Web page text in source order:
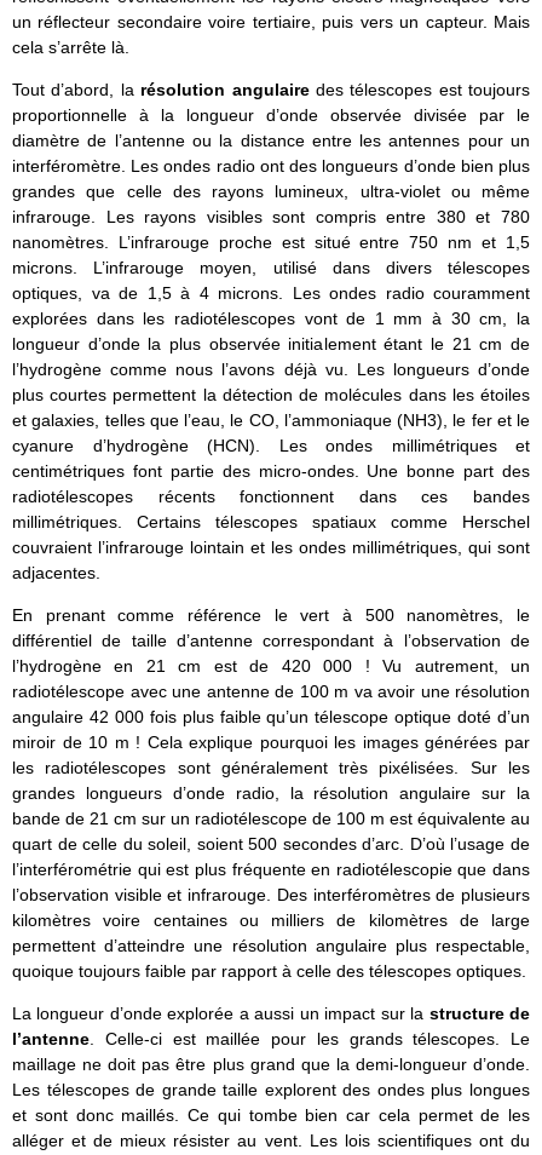
un réflecteur secondaire voire tertiaire, puis vers un capteur. Mais
cela s’arrête là.
Tout d’abord, la résolution angulaire des télescopes est toujours
proportionnelle à la longueur d’onde observée divisée par le
diamètre de l’antenne ou la distance entre les antennes pour un
interféromètre. Les ondes radio ont des longueurs d’onde bien plus
grandes que celle des rayons lumineux, ultra-violet ou même
infrarouge. Les rayons visibles sont compris entre 380 et 780
nanomètres. L’infrarouge proche est situé entre 750 nm et 1,5
microns. L’infrarouge moyen, utilisé dans divers télescopes
optiques, va de 1,5 à 4 microns. Les ondes radio couramment
explorées dans les radiotélescopes vont de 1 mm à 30 cm, la
longueur d’onde la plus observée initialement étant le 21 cm de
l’hydrogène comme nous l’avons déjà vu. Les longueurs d’onde
plus courtes permettent la détection de molécules dans les étoiles
et galaxies, telles que l’eau, le CO, l’ammoniaque (NH3), le fer et le
cyanure d’hydrogène (HCN). Les ondes millimétriques et
centimétriques font partie des micro-ondes. Une bonne part des
radiotélescopes récents fonctionnent dans ces bandes
millimétriques. Certains télescopes spatiaux comme Herschel
couvraient l’infrarouge lointain et les ondes millimétriques, qui sont
adjacentes.
En prenant comme référence le vert à 500 nanomètres, le
différentiel de taille d’antenne correspondant à l’observation de
l’hydrogène en 21 cm est de 420 000 ! Vu autrement, un
radiotélescope avec une antenne de 100 m va avoir une résolution
angulaire 42 000 fois plus faible qu’un télescope optique doté d’un
miroir de 10 m ! Cela explique pourquoi les images générées par
les radiotélescopes sont généralement très pixélisées. Sur les
grandes longueurs d’onde radio, la résolution angulaire sur la
bande de 21 cm sur un radiotélescope de 100 m est équivalente au
quart de celle du soleil, soient 500 secondes d’arc. D’où l’usage de
l’interférométrie qui est plus fréquente en radiotélescopie que dans
l’observation visible et infrarouge. Des interféromètres de plusieurs
kilomètres voire centaines ou milliers de kilomètres de large
permettent d’atteindre une résolution angulaire plus respectable,
quoique toujours faible par rapport à celle des télescopes optiques.
La longueur d’onde explorée a aussi un impact sur la structure de
l’antenne . Celle-ci est maillée pour les grands télescopes. Le
maillage ne doit pas être plus grand que la demi-longueur d’onde.
Les télescopes de grande taille explorent des ondes plus longues
et sont donc maillés. Ce qui tombe bien car cela permet de les
alléger et de mieux résister au vent. Les lois scientifiques ont du